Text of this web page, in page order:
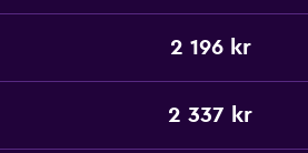
2 196 kr
2 337 kr